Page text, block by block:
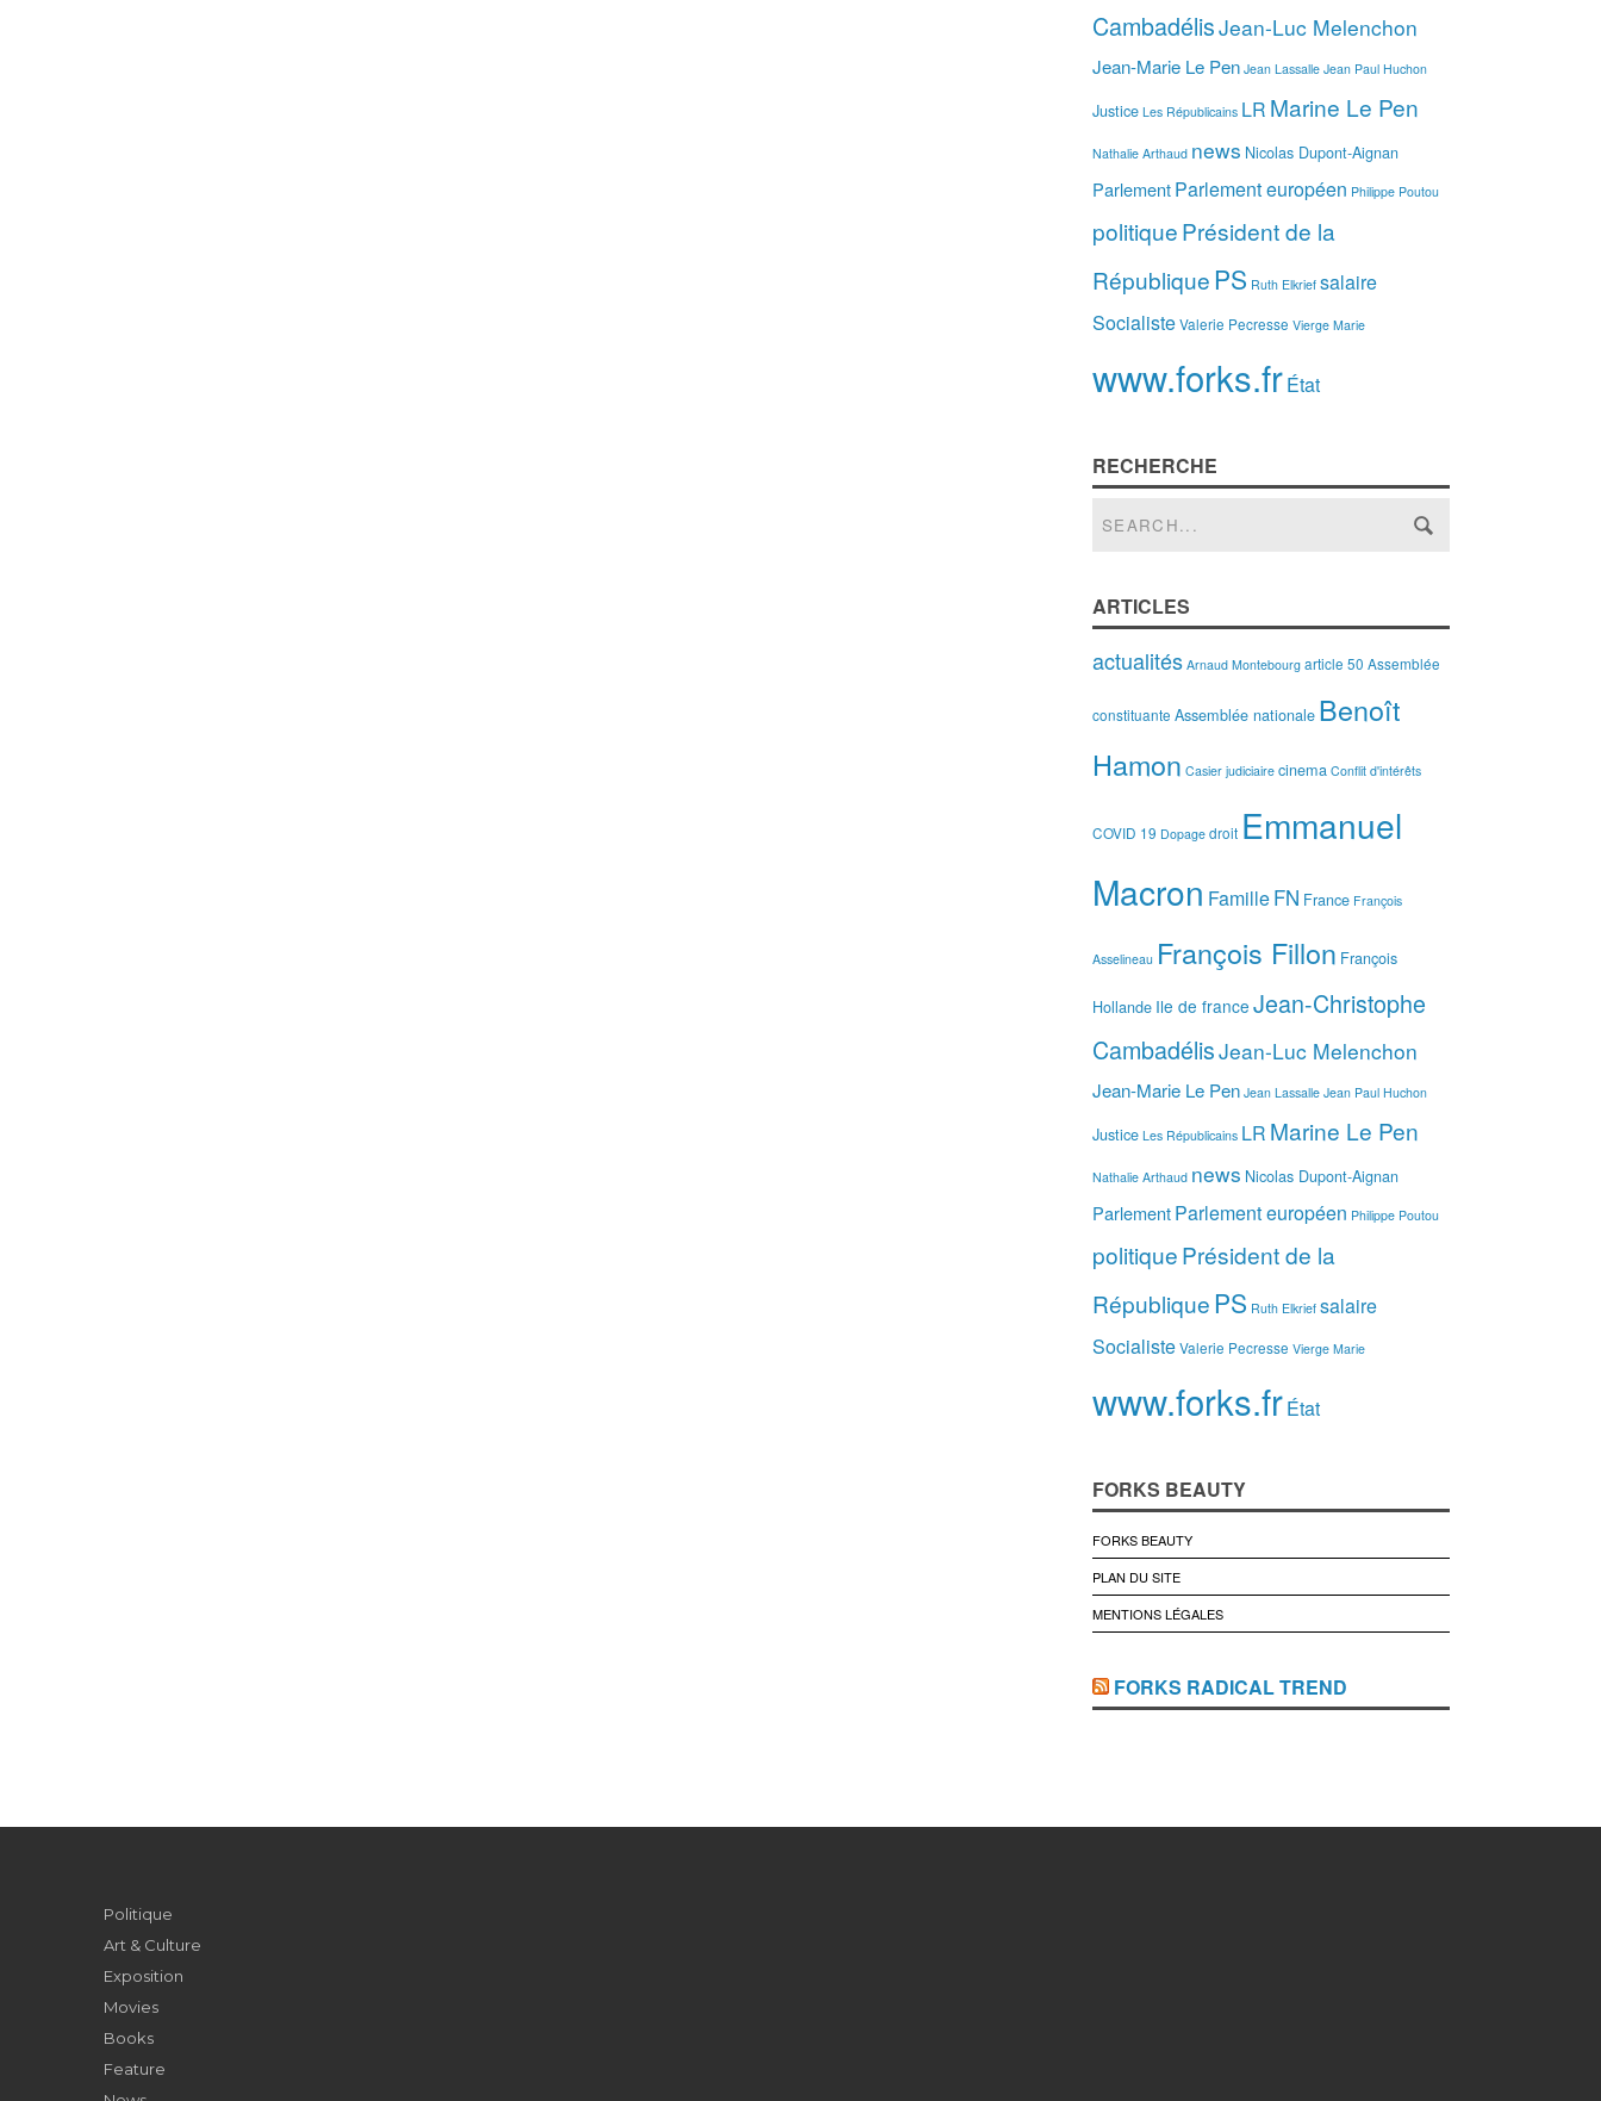
CambadélisJean-Luc Melenchon
Jean-Marie Le Pen Jean Lassalle Jean Paul Huchon
Justice Les Républicains LR Marine Le Pen
Nathalie Arthaud news Nicolas Dupont-Aignan
ParlementParlement européen Philippe Poutou
politiquePrésident de la
République PS Ruth Elkrief salaire
SocialisteValerie Pecresse Vierge Marie
www.forks.frÉtat
RECHERCHE
ARTICLES
actualités Arnaud Montebourg article 50 Assemblée
constituante Assemblée nationale Benoît
Hamon Casier judiciaire cinema Conflit d'intérêts
COVID 19 Dopage droit Emmanuel
Macron FamilleFN France François
Asselineau François Fillon François
Hollande Ile de france Jean-Christophe
CambadélisJean-Luc Melenchon
Jean-Marie Le Pen Jean Lassalle Jean Paul Huchon
Justice Les Républicains LR Marine Le Pen
Nathalie Arthaud news Nicolas Dupont-Aignan
ParlementParlement européen Philippe Poutou
politiquePrésident de la
République PS Ruth Elkrief salaire
SocialisteValerie Pecresse Vierge Marie
www.forks.frÉtat
FORKS BEAUTY
FORKS BEAUTY
PLAN DU SITE
MENTIONS LÉGALES
FORKS RADICAL TREND
Politique
Art & Culture
Exposition
Movies
Books
Feature